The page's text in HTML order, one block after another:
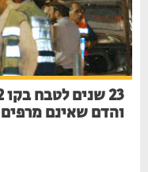
והדם שאינם מרפים